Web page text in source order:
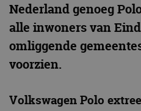
Nederland genoeg
alle inwoners van
omliggende
voorzien.
Volkswagen Polo